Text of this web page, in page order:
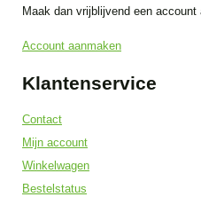
Maak dan vrijblijvend een account
Account aanmaken
Klantenservice
Contact
Mijn account
Winkelwagen
Bestelstatus